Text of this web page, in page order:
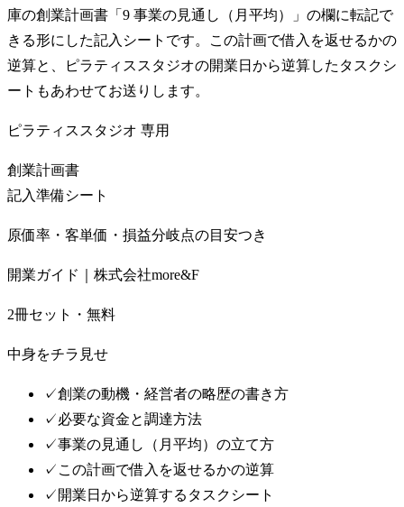
庫の創業計画書「9 事業の見通し（月平均）」の欄に転記で
きる形にした記入シートです。この計画で借入を返せるかの
逆算と、ピラティススタジオの開業日から逆算したタスクシ
ートもあわせてお送りします。
ピラティススタジオ 専用
創業計画書
記入準備シート
原価率・客単価・損益分岐点の目安つき
開業ガイド｜株式会社more&F
2冊セット・無料
中身をチラ見せ
✓創業の動機・経営者の略歴の書き方
✓必要な資金と調達方法
✓事業の見通し（月平均）の立て方
✓ この計画で借入を返せるかの逆算
✓ 開業日から逆算するタスクシート